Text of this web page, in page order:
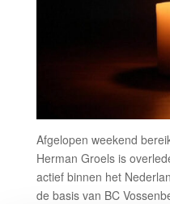
Afgelopen weekend
Herman Groels is
actief binnen het
de basis van BC